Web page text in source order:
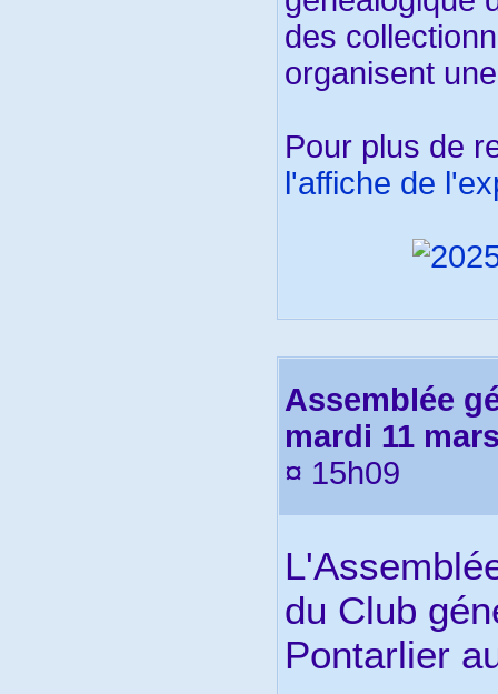
des
organisent
Pour plus de
l'affiche de
Assemblée
mardi 11
¤ 15h09
du Club
Pontarlier